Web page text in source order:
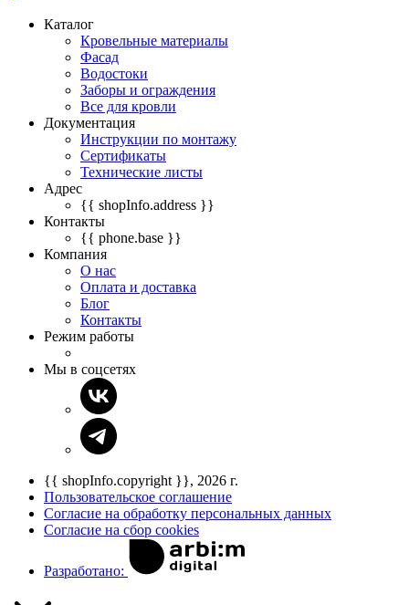
Каталог
Кровельные материалы
Фасад
Водостоки
Заборы и ограждения
Все для кровли
Документация
Инструкции по монтажу
Сертификаты
Технические листы
Адрес
{{ shopInfo.address }}
Контакты
{{ phone.base }}
Компания
О нас
Оплата и доставка
Блог
Контакты
Режим работы
Мы в соцсетях
{{ shopInfo.copyright }}, 2026 г.
Пользовательское соглашение
Согласие на обработку персональных данных
Согласие на сбор cookies
Разработано: